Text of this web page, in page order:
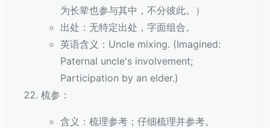
为长辈也参与其中，不分彼此。）
出处：无特定出处，字面组合。
英语含义：Uncle mixing. (Imagined:
Paternal uncle's involvement;
Participation by an elder.)
梳参：
含义：梳理参考；仔细梳理并参考。